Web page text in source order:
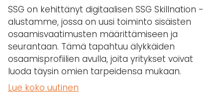
SSG on kehittänyt digitaalisen SSG Skillnation -
alustamme, jossa on uusi toiminto sisäisten
osaamisvaatimusten määrittämiseen ja
seurantaan. Tämä tapahtuu älykkäiden
osaamisprofiilien avulla, joita yritykset voivat
luoda täysin omien tarpeidensa mukaan.
Lue koko uutinen